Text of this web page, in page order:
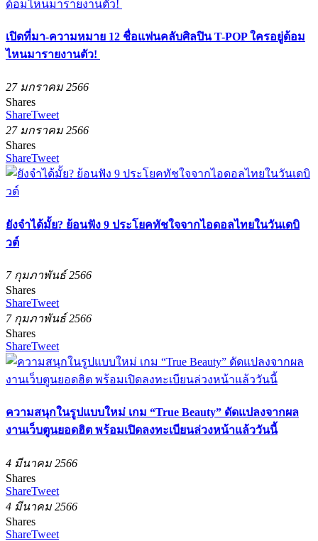
เปิดที่มา-ความหมาย 12 ชื่อแฟนคลับศิลปิน T-POP ใครอยู่ด้อม
ไหนมารายงานตัว!
27 มกราคม 2566
Shares
ShareTweet
27 มกราคม 2566
Shares
ShareTweet
ยังจำได้มั้ย? ย้อนฟัง 9 ประโยคทัชใจจากไอดอลไทยในวันเดบิ
วต์
7 กุมภาพันธ์ 2566
Shares
ShareTweet
7 กุมภาพันธ์ 2566
Shares
ShareTweet
ความสนุกในรูปแบบใหม่ เกม “True Beauty” ดัดแปลงจากผล
งานเว็บตูนยอดฮิต พร้อมเปิดลงทะเบียนล่วงหน้าแล้ววันนี้
4 มีนาคม 2566
Shares
ShareTweet
4 มีนาคม 2566
Shares
ShareTweet